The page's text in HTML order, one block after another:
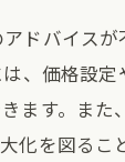
ドバイス
、価格設
ます。ま
化を図るこ